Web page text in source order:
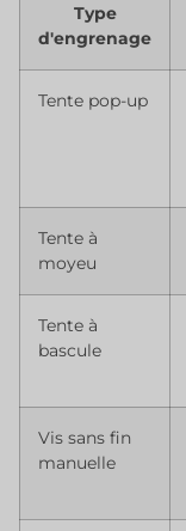
Type
d'engrenage
Tente pop-up
Tente à
moyeu
Tente à
bascule
Vis sans fin
manuelle